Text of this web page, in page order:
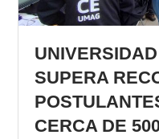
SUPERA
CERCA DE